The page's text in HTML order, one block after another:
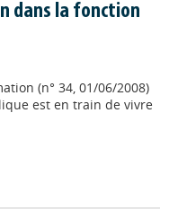
dans la fonction
(n° 34, 01/06/2008)
est en train de vivre